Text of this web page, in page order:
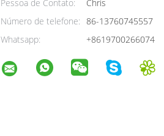
Pessoa de Contato:
Chris
Número de telefone:
86-13760745557
Whatsapp:
+8619700266074